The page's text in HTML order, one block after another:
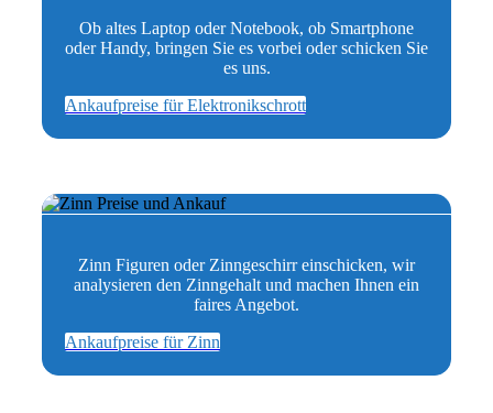
Ob altes Laptop oder Notebook, ob Smartphone
oder Handy, bringen Sie es vorbei oder schicken Sie
es uns.
Ankaufpreise für Elektronikschrott
Zinn Figuren oder Zinngeschirr einschicken, wir
analysieren den Zinngehalt und machen Ihnen ein
faires Angebot.
Ankaufpreise für Zinn